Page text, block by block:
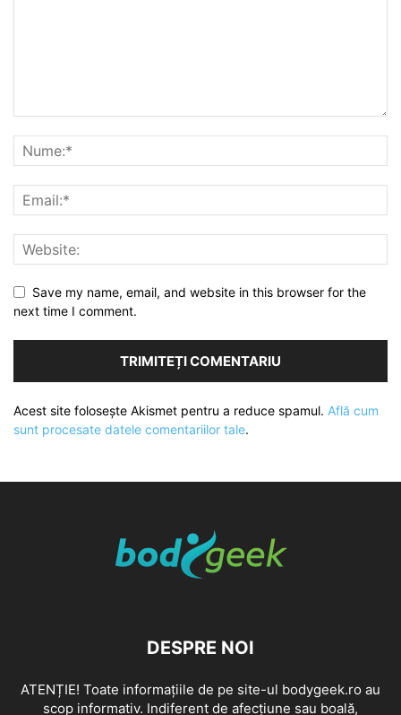
Save my name, email, and website in this browser for the
next time I comment.
Acest site folosește Akismet pentru a reduce spamul. Află cum
sunt procesate datele comentariilor tale.
DESPRE NOI
ATENȚIE! Toate informațiile de pe site-ul bodygeek.ro au
scop informativ. Indiferent de afecțiune sau boală,